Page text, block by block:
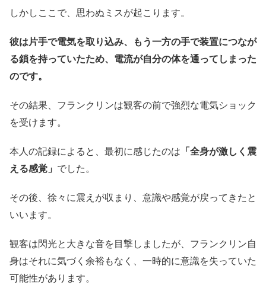
しかしここで、思わぬミスが起こります。
彼は片手で電気を取り込み、もう一方の手で装置につなが
る鎖を持っていたため、電流が自分の体を通ってしまった
のです。
その結果、フランクリンは観客の前で強烈な電気ショック
を受けます。
本人の記録によると、最初に感じたのは 「全身が激しく震
える感覚」 でした。
その後、徐々に震えが収まり、意識や感覚が戻ってきたと
いいます。
観客は閃光と大きな音を目撃しましたが、フランクリン自
身はそれに気づく余裕もなく、一時的に意識を失っていた
可能性があります。